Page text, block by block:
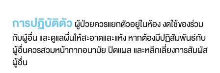
การปฏิบัติตัว ผู้ป่วยควรแยกตัวอยู่ในห้อง งดใช้ของร่วม
กับผู้อื่น และดูแลผื่นให้สะอาดและแห้ง หากต้องมีปฏิสัมพันธ์กับ
ผู้อื่นควรสวมหน้ากากอนามัย ปิดแผล และหลีกเลี่ยงการสัมผัส
ผู้อื่น